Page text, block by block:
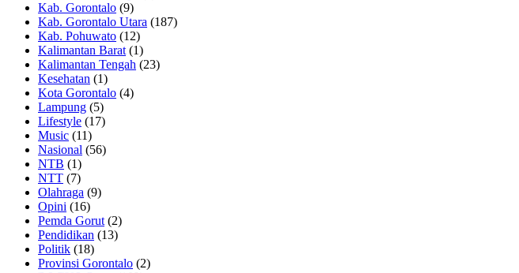
Kab. Gorontalo (9)
Kab. Gorontalo Utara (187)
Kab. Pohuwato (12)
Kalimantan Barat(1)
Kalimantan Tengah (23)
Kesehatan (1)
Kota Gorontalo (4)
Lampung (5)
Lifestyle (17)
Music (11)
Nasional (56)
NTB (1)
NTT (7)
Olahraga (9)
Opini (16)
Pemda Gorut(2)
Pendidikan (13)
Politik (18)
Provinsi Gorontalo (2)